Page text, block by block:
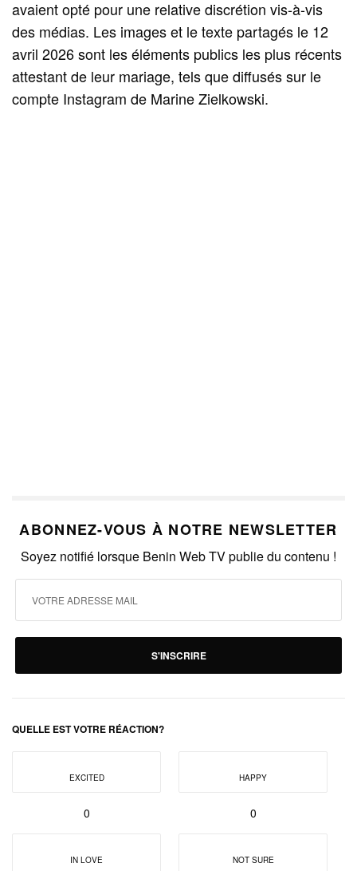
avaient opté pour une relative discrétion vis-à-vis
des médias. Les images et le texte partagés le 12
avril 2026 sont les éléments publics les plus récents
attestant de leur mariage, tels que diffusés sur le
compte Instagram de Marine Zielkowski.
ABONNEZ-VOUS À NOTRE NEWSLETTER
Soyez notifié lorsque Benin Web TV publie du contenu !
S'INSCRIRE
QUELLE EST VOTRE RÉACTION?
EXCITED
0
HAPPY
0
IN LOVE NOT SURE